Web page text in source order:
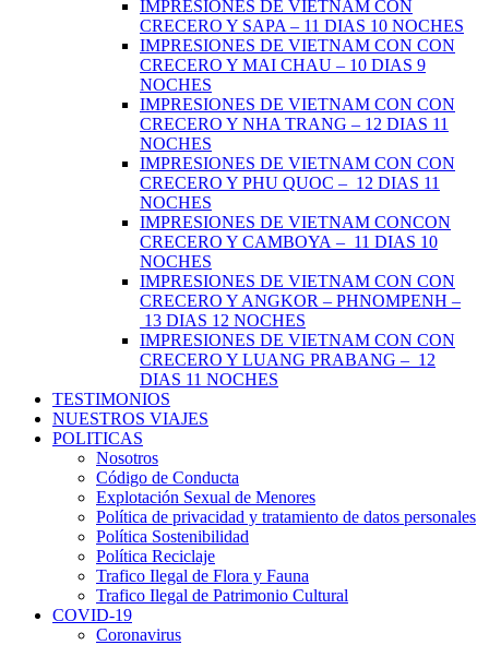
IMPRESIONES DE VIETNAM CON
CRECERO Y SAPA – 11 DIAS 10 NOCHES
IMPRESIONES DE VIETNAM CON CON
CRECERO Y MAI CHAU – 10 DIAS 9
NOCHES
IMPRESIONES DE VIETNAM CON CON
CRECERO Y NHA TRANG – 12 DIAS 11
NOCHES
IMPRESIONES DE VIETNAM CON CON
CRECERO Y PHU QUOC – 12 DIAS 11
NOCHES
IMPRESIONES DE VIETNAM CONCON
CRECERO Y CAMBOYA – 11 DIAS 10
NOCHES
IMPRESIONES DE VIETNAM CON CON
CRECERO Y ANGKOR – PHNOMPENH –
13 DIAS 12 NOCHES
IMPRESIONES DE VIETNAM CON CON
CRECERO Y LUANG PRABANG – 12
DIAS 11 NOCHES
TESTIMONIOS
NUESTROS VIAJES
POLITICAS
Nosotros
Código de Conducta
Explotación Sexual de Menores
Política de privacidad y tratamiento de datos personales
Política Sostenibilidad
Política Reciclaje
Trafico Ilegal de Flora y Fauna
Trafico Ilegal de Patrimonio Cultural
COVID-19
Coronavirus